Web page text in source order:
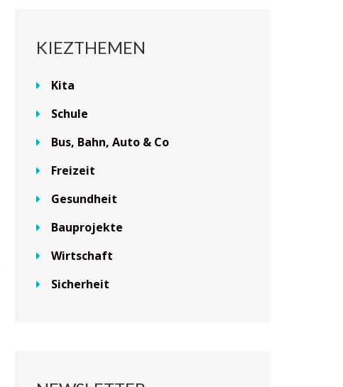
KIEZTHEMEN
Kita
Schule
Bus, Bahn, Auto & Co
Freizeit
Gesundheit
Bauprojekte
Wirtschaft
Sicherheit